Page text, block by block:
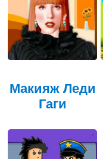
Макияж Леди
Гаги